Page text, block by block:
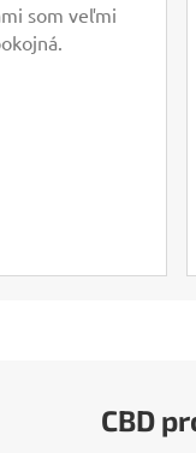
som veľmi
CBD